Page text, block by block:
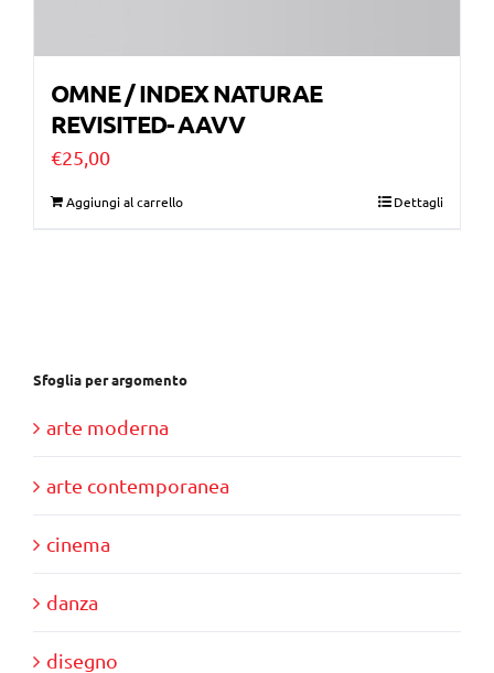
OMNE / INDEX NATURAE
REVISITED- AAVV
€25,00
Aggiungi al carrello Dettagli
Sfoglia per argomento
arte moderna
arte contemporanea
cinema
danza
disegno